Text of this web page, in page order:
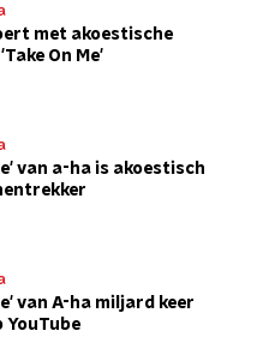
met akoestische
On Me'
van a-ha is akoestisch
van A-ha miljard keer
YouTube